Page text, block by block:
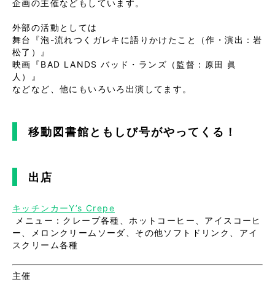
企画の主催などもしています。
外部の活動としては
舞台『泡-流れつくガレキに語りかけたこと（作・演出：岩
松了）』
映画『BAD LANDS バッド・ランズ（監督：原田 眞
人）』
などなど、他にもいろいろ出演してます。
移動図書館ともしび号がやってくる！
出店
キッチンカーY’s Crepe
メニュー：クレープ各種、ホットコーヒー、アイスコーヒ
ー、メロンクリームソーダ、その他ソフトドリンク、アイ
スクリーム各種
主催